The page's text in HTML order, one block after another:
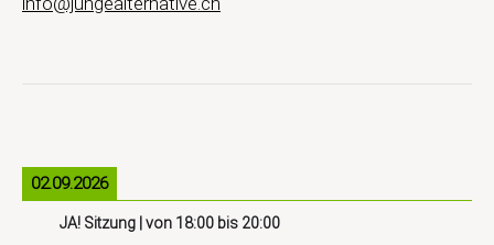
02.09.2026
JA! Sitzung | von 18:00 bis 20:00